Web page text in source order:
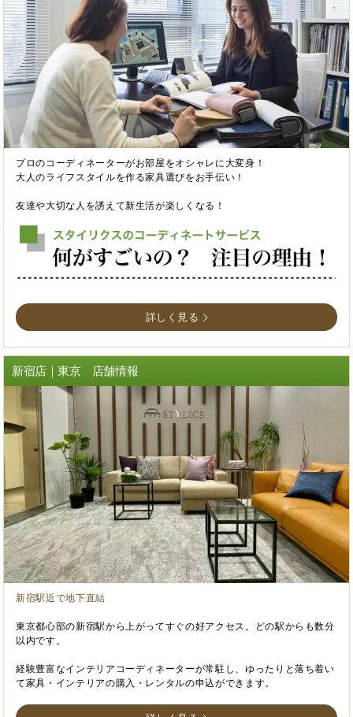
プロのコーディネーターがお部屋をオシャレに大変身！
大人のライフスタイルを作る家具選びをお手伝い！
友達や大切な人を誘えて新生活が楽しくなる！
詳しく見る
新宿店｜東京 店舗情報
新宿駅近で地下直結
東京都心部の新宿駅から上がってすぐの好アクセス。どの駅からも数分
以内です。
経験豊富なインテリアコーディネーターが常駐し、ゆったりと落ち着い
て家具・インテリアの購入・レンタルの申込ができます。